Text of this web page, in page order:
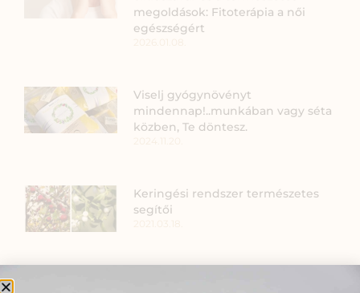
megoldások: Fitoterápia a női
egészségért
Viselj gyógynövényt
mindennap!..munkában vagy séta
közben, Te döntesz.
Keringési rendszer természetes
segítői